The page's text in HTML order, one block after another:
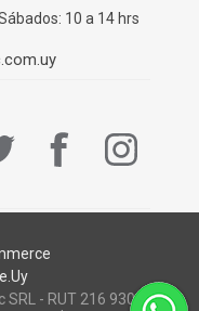
10 a 14 hrs
- RUT 216 930 920